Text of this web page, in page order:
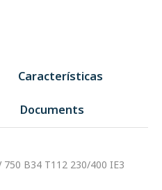
Características
Documents
750 B34 T112 230/400 IE3